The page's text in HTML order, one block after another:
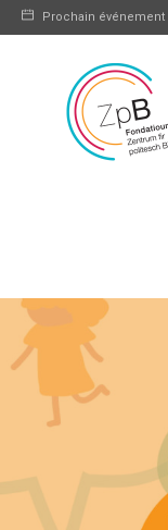
Prochain événement